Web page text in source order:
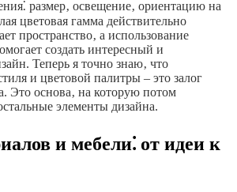
размер‚ освещение‚ ориентацию на
цветовая гамма действительно
пространство‚ а использование
создать интересный и
Теперь я точно знаю‚ что
и цветовой палитры – это залог
Это основа‚ на которую потом
элементы дизайна.
и мебели⁚ от идеи к